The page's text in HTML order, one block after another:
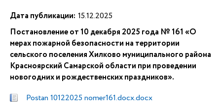
Дата публикации: 15.12.2025
Постановление от 10 декабря 2025 года № 161 «О
мерах пожарной безопасности на территории
сельского поселения Хилково муниципального района
Красноярский Самарской области при проведении
новогодних и рождественских праздников».
Postan 10122025 nomer161.docx.docx